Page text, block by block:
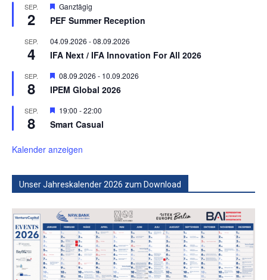
SEP.
2
Hervorgehoben
Ganztägig
PEF Summer Reception
SEP.
4
04.09.2026 -08.09.2026
IFA Next / IFA Innovation For All 2026
SEP.
8
Hervorgehoben
08.09.2026 - 10.09.2026
IPEM Global 2026
SEP.
8
Hervorgehoben
19:00 -22:00
Smart Casual
Kalender anzeigen
Unser Jahreskalender 2026 zum Download